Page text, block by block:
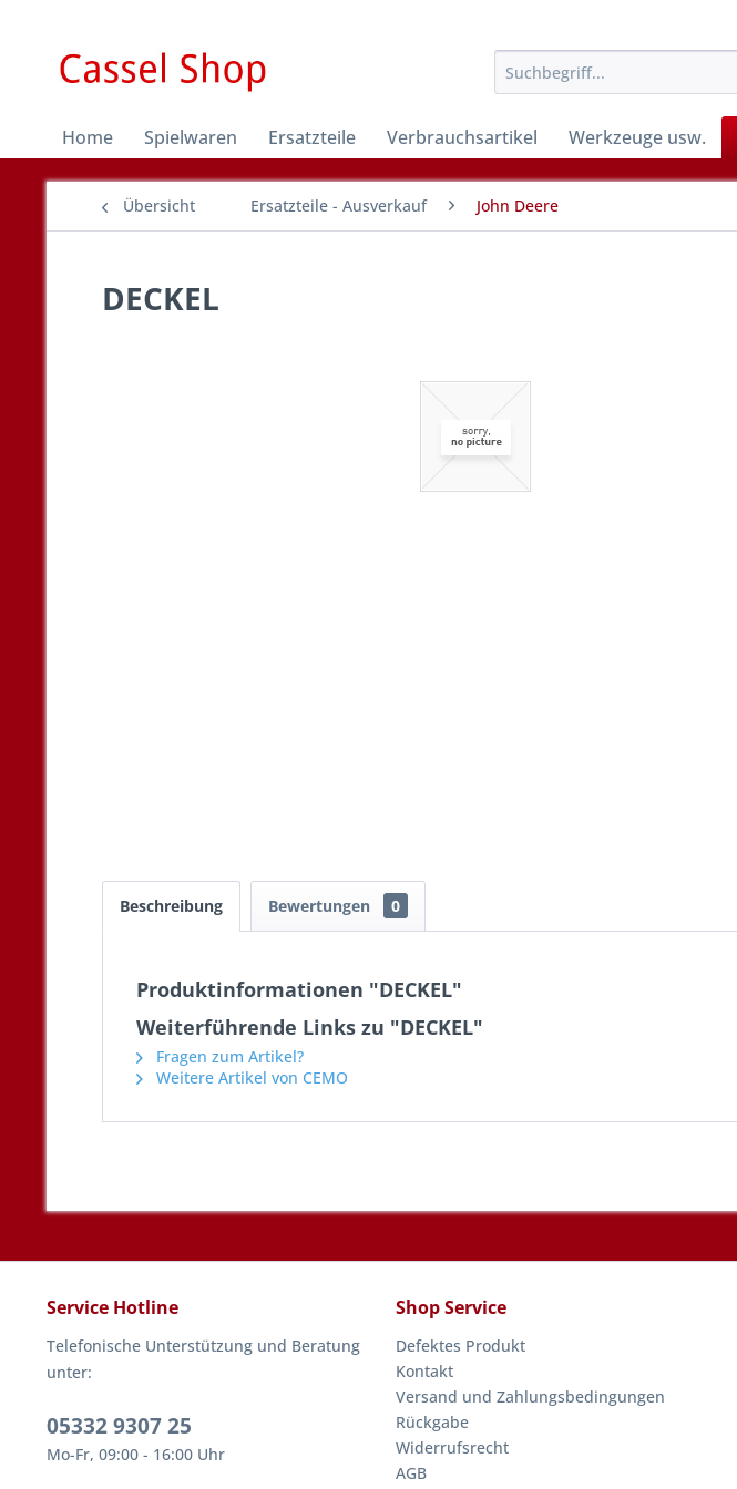
Home Spielwaren Ersatzteile Verbrauchsartikel Werkzeuge usw.
Übersicht Ersatzteile - Ausverkauf John Deere
DECKEL
Beschreibung Bewertungen 0
Produktinformationen "DECKEL"
Weiterführende Links zu "DECKEL"
Fragen zum Artikel?
Weitere Artikel von CEMO
Service Hotline
Telefonische Unterstützung und Beratung
unter:
05332 9307 25
Mo-Fr, 09:00 - 16:00 Uhr
Shop Service
Defektes Produkt
Kontakt
Versand und Zahlungsbedingungen
Rückgabe
Widerrufsrecht
AGB